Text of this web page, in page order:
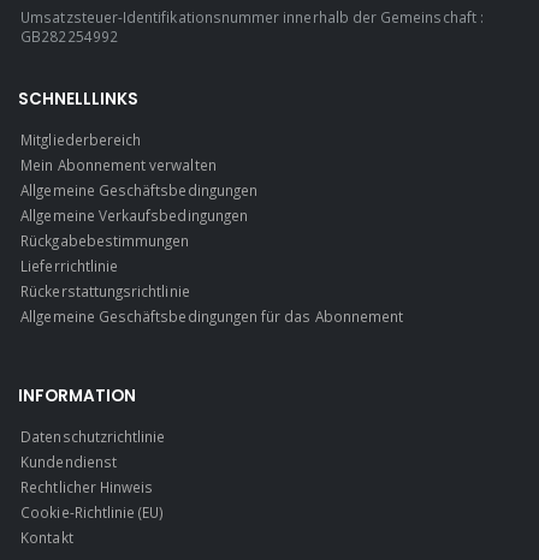
Umsatzsteuer-Identifikationsnummer innerhalb der Gemeinschaft :
GB282254992
SCHNELLLINKS
Mitgliederbereich
Mein Abonnement verwalten
Allgemeine Geschäftsbedingungen
Allgemeine Verkaufsbedingungen
Rückgabebestimmungen
Lieferrichtlinie
Rückerstattungsrichtlinie
Allgemeine Geschäftsbedingungen für das Abonnement
INFORMATION
Datenschutzrichtlinie
Kundendienst
Rechtlicher Hinweis
Cookie-Richtlinie (EU)
Kontakt